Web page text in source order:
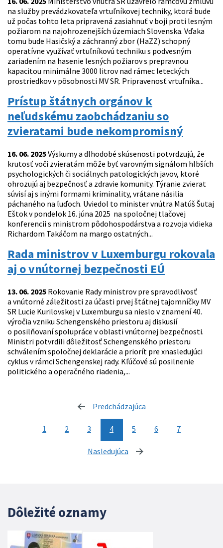
na služby prevádzkovateľa vrtuľníkovej techniky, ktorá bude
už počas tohto leta pripravená zasiahnuť v boji proti lesným
požiarom na najohrozenejších územiach Slovenska. Vďaka
tomu bude Hasičský a záchranný zbor (HaZZ) schopný
operatívne využívať vrtuľníkovú techniku s podvesným
zariadením na hasenie lesných požiarov s prepravnou
kapacitou minimálne 3000 litrov nad rámec leteckých
prostriedkov v pôsobnosti MV SR. Pripravenosť vrtuľníka...
Prístup štátnych orgánov k
neľudskému zaobchádzaniu so
zvieratami bude nekompromisný
16. 06. 2025Výskumy a dlhodobé skúsenosti potvrdzujú, že
krutosť voči zvieratám môže byť varovným signálom hlbších
psychologických či sociálnych patologických javov, ktoré
ohrozujú aj bezpečnosť a zdravie komunity. Týranie zvierat
súvisí aj s inými formami kriminality, vrátane násilia
páchaného na ľuďoch. Uviedol to minister vnútra Matúš Šutaj
Eštok v pondelok 16. júna 2025 na spoločnej tlačovej
konferencii s ministrom pôdohospodárstva a rozvoja vidieka
Richardom Takáčom na margo ostatných...
Rada ministrov v Luxemburgu rokovala
aj o vnútornej bezpečnosti EÚ
13. 06. 2025 Rokovanie Rady ministrov pre spravodlivosť
a vnútorné záležitosti za účasti prvej štátnej tajomníčky MV
SR Lucie Kurilovskej v Luxemburgu sa nieslo v znamení 40.
výročia vzniku Schengenského priestoru aj diskusií
o posilňovaní spolupráce v oblasti vnútornej bezpečnosti.
Ministri potvrdili dôležitosť Schengenského priestoru
schválením spoločnej deklarácie a priorít pre xnasledujúci
cyklus v rámci Schengenskej rady. Kľúčové sú posilnenie
politického a operačného riadenia,...
Predchádzajúca
1 2 3 4 5 6 7
Nasledujúca stránka
Dôležité oznamy